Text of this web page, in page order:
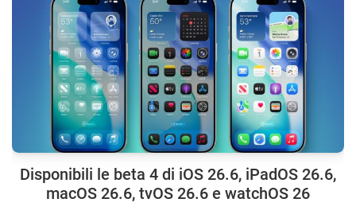
Disponibili le beta 4 di iOS 26.6, iPadOS 26.6,
macOS 26.6, tvOS 26.6 e watchOS 26